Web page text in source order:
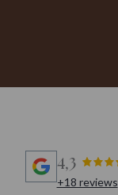
4,3
+18 reviews